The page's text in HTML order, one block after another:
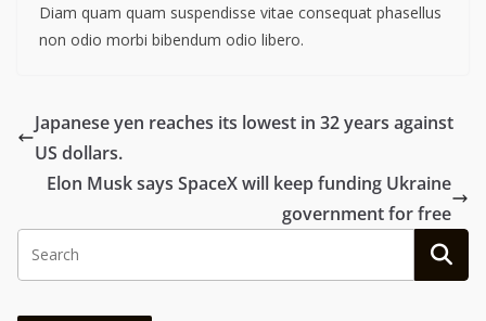
Diam quam quam suspendisse vitae consequat phasellus
non odio morbi bibendum odio libero.
Japanese yen reaches its lowest in 32 years against
US dollars.
Elon Musk says SpaceX will keep funding Ukraine
government for free